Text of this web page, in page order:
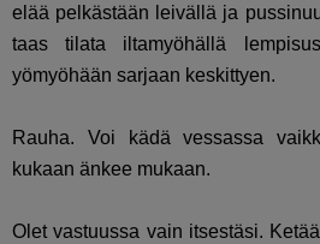
elää pelkästään leivällä ja
taas tilata iltamyöhällä
yömyöhään sarjaan keskittyen.
Rauha. Voi kädä vessassa
kukaan änkee mukaan.
Olet vastuussa vain itsestäsi.